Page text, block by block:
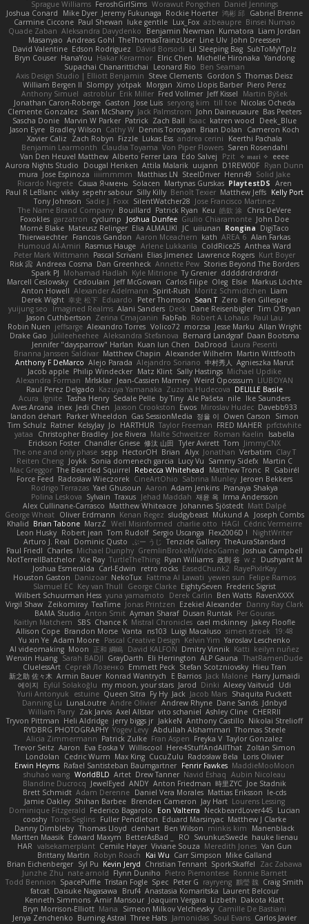
Sprague Williams FeroshGirlSims Worawut Pongchen Daniel Jennings
Joshua Conard
Mike Dyer Jeremy Fukunaga Rockie Hoerter 鸿彬 邱 Gabriel Brenne
Carmine Ciccone Paul Shewan luke gentile Lux_Fox azbeaupre Binsei Numao
Quade Zaban Aleksandra Davydenko Benjamin Newman Kumatora Liam Jordan
Masanyao Andreas Gohl TheThomasTrainzUser Line Ulv John Dreessen
David Valentine Edson Rodriguez Dávid Borsodi Lil Sleeping Bag SubToMyYTplz
Bryn Couser HanaYou Hakar Kerarmor Elric Chen Michelle Hironaka Yandong
Supachai Chanarittichai
Leonard Rio Ben Seaman
Axis Design Studio | Elliott Benjamin Steve Clements Gordon S Thomas Deisz
William Bergen II Slompy yotpak Morgan Ximo Llopis Barber Piero Perez
Anthony Simuel astroblur Erik Miller Fred Vollmer Jeff Kissel
Martin Býšek
Jonathan Caron-Roberge Gaston Jose Luis seryong kim till toe Nicolas Ocheda
Clemente Gonzalez Sean McSharry Jack Palmstrom John Daineusaure Bas Peeters
Sascha Donie Marvin W Parker Patrick Zach Ball Isaac katren wood
Deek_Blue
Jason Eyre Bradley Wilson Cathy W Dennis Torosyan Brian Dolan
Cameron Koch
Xavier Caliz
Zach Robyn Fizzle Lukas Ess andrea cerini
Keerthi Pachala
Benjamin Learmonth Claudia Toyama Von Piper Flowers Søren Rosendahl
Van Den Heuvel Matthew Alberto Ferrer Lara Edo Salvej Pzit ✧ 𝔪𝔞𝔯𝔦 ✧ eeee
Aurora Nights Studio
Dougal Henken Attila Malarik uujann D1REW00F Ryan Dunn
mura Jose Espinoza iiiimmmm Matthias LN SteelDriver Henri49 Solid Jake
Ricardo Negrete Саша Ячмень Solacen Martynas Gurskas PlaytestDS Aren
Paul R LeBlanc vikky sepehr sabour Silly Killy Benoît Texier Matthew Jeffs Kelly Port
Tony Johnson Sadie J. Foxx SilentWatcher28 Jose Francisco Martinez
The Name Brand Company Bouillard Patrick Ryan Keu 皓欽 涂 Chris DeVere
Foxokles garzatron cyclump Joshua Dunfee Giulio Chiaramonte John Doe
Mornè Blake Mateusz Relinger Elia ALMALIKI JC uiiunan Rongina DigiTaco
Thierwaechter Francois Gandon Aaron Mceachern kath AREA 6 Alan Farkas
Humoud Al-Amiri Rasmus Hauge Arlene Lukkarila ColdRice25 Anthea Ward
Peter Mark Wittmann Pascal Scrivani Elias Jimenez Lawrence Rogers Kurt Boyer
Risk 📀 Andreea Cosma Dan Greenheck Annette Pew Stories Beyond The Borders
Spark PJ Mohamad Hadlah Kyle Mitrione Ty Grenier dddddrdrdrdrdr
Marcell Ceslowsky Cedoulain Jeff McGowan Carlos Filipe Oleg Elsie Markus Löchte
Anton Howell Alexander Adelmann Spirit-Rush Moritz Schmidtchen Liam
Derek Wight 幸史 松下 Eduardo Peter Thomson Sean T Zero Ben Gillespie
yuijung seo
Imagined Realms Alani Sanders Deck Dane Reisenbigler Tim O'Bryan
Jason Cuthbertson Zerina Cmajcanin FabFab Robert A Lohaus Paul Lau
Robin Nuen jeffsarge Alexandro Torres Volico72 morzsa Jesse Marku Allan Wright
Drake Gao Julileeheehee Aleksandra Stefanova Bernard Landgraf Daan Bootsma
Jennifer "daysparrow" Harlan Kuan lun Chen DaDrood Laura Pesenti
Brianna Janssen Saldivar Matthew Chapin Alexander Wilhelm Martin Wittfooth
Anthony F DeMarco Alejo Parada Alejandro Soriano 中村秀人
Agnieszka Marut
Jacob apple Philip Windecker Matz Klint Sally Hastings Michael Updike
Alexandra Forman MrIsklar Jean-Cassien Marmey Weird Oposssum LIUBOYAN
Raul Perez Delgado Kazuya Yamanaka Zuzana Hudecova DELILLE Basile
Acura .Ignite Tasha Henry Sedale Pelle by Tiny Ale Pašeta nile Ike Saunders
Aves Arcana inex Jedi Chen Jaxson Crookston Ewos Miroslav Hudec Davebb933
landon dehart Parker Wheeldon Gas SessionMedia 정율 이 Owen Carson
Simon
Tim Schulz Ratner KelsyJay Jo HARTHUR Taylor Freeman FRED MAHER prfctwhite
yataa
Christopher Bradley Joe Rivera Malte Schweitzer Roman Kaelin
Isabella
Erickson Foster Chandler Griese 修汰 山田 Tyler Avirett Tom JimmyCNX
The one and only phase sepp HectorOH Brian Alyx Jonathan Verbatim Clay T
Reiten Cheng Joykk Sonia domenech garcia Lucy Vu Sammy Sidefx Martin C
Mac Greggor The Bearded Squirrel Rebecca Whitehead Matthew Tronc R Gabirél
Force Feed Radosław Wieczorek CineArtOhio Sabrina Munley Jeroen Bekkers
Rodrigo Terrazas Yael Ghusoun Aaron Adam Jenkins Pranaya Shakya
Polina Leskova Sylvain Traxus Jehad Maddah 재윤 옥 Irma Andersson
Alex Cullinane-Carrasco Matthew Whiteacre Johannes Sjöstedt Matt Dalpé
George Wheat Oliver Erdmann Kenan Regez sludgybeast Mukund A
Joseph Combs
Khalid Brian Tabone MarzZ Well Misinformed charlie otto HAGI Cédric Vermeirre
Leon Husky Robert jean Tom Rudolf Sergio Uscanga Flex2006D !
NightWriter
Arturo J. Real Dominic Qusto ぶー うじ Tenzide Gallery TheAuraStandard
Paul Friedl Charles Michael Dunphy GremlinBrokeMyVideoGame Joshua Campbell
NotTerrellBatchelor Xie Ray TurtleTheThing Ryan Williams 政則 谷 w z
Dushyant M
Joshua Esmeralda Carl-Edwin retro rocks EasedChunk2 RayePixlrKay
Houston Gaston Danizoar NekoTux Fattma Al Lawati yewen sun Felipe Ramos
Slamuel EC Key van Thull George Clarke EightySeven Frederic Sigrist
Wilbert Schuurman Hess yuna yamamoto Derek Carlin Ben Watts RavenXXXX
Virgil Shaw Zeikomiray TeaTime Jonas Printzen Ezekiel Alexander Danny Ray Clark
BAMA Studio Anton Smit Ayman Sharaf Dusan Runtak Per Gouras
Kaitlyn Matchem
SBS Chance K Mistral Chronicles cael mckinney Jakey Floofle
Allison Cope Brandon Morse Vanta ns103 Luigi Macaluso simen stroek 19:48
Yu xin Ye Adam Moore Pascal Creative Design Kelvin Yim Yaroslav Leschenko
AI videomaking Moon 正和 綱嶋 David KALFON Dmitry Vinnik Katti keilyn nuñez
Wenxin Huang Sarah BADJI GrayDarth Eli Herrington ALP Gauna ThatRamenDude
CluelessArt Cергей Лозенко Emmett Peck Stefan Scotzniovsky Hieu Tran
新之助 佐々木 Armin Bauer Konrad Wantrych E Barrios Jack Malone Harry Jumaidi
에이지
Eylül Solakoğlu my moon, your stars Jarod Dinki Alexey Vaitvud
Udi
Yurii Antonyuk
estuine Queen Sitra Fy Hy Jack Jacob Mars Shaquita Puckett
Danning Lu LunaLoutre Andre Olivier Andrew Rhyne Dane Sands Jdnbyd
William Parry Zak Jarvis Axel Allstar vito schaniel Ashley Cline CHERRII
Tryvon Pittman Heli Aldridge jerry biggs jr JakkeN Anthony Castillo Nikolai Strelioff
RYDBRG PHOTOGRAPHY Yogev Levy Abdullah Alshammari Thomas Steele
Alicia Zimmermann Patrick Zulke Fran Aspen Freyka V Taylor Gonzalez
Trevor Seitz Aaron Eva Eoska V Williscool Here4StuffAndAllThat Zoltán Simon
Londolan
Cedric Wurm Max King CucuZulu Radosław Bela
Loris Olivier
Erwin Heyms Rafael Santisteban Baumgartner Fenrir Fawkes MaddieMooMoon
shuhao wang WorldBLD Artet Drew Tanner Navid Eshaq Aubin Nicoleau
Blandine Ducrocq JewelEyed ANDY Anton Friedman 時里ZYC Joe Stadnik
Brett Schmidt Adam Derenne Daniel Vera Morales Mattias Eriksson le-cds
Jamie Oakley Shihan Barbee Brenden Cameron Jay Hart Lourens Lessing
Dominique Fitzgerald Federico Bagarolo Eon Valterra NeckbeardLover445 Lucian
cooshy Toms Seglins Fuller Pendleton Eduard Marsinyac Matthew J Clarke
Danny Dimbleby Thomas Lloyd clenhart Ben Wilson minkis kim
Manenblack
Martten Maasik Edward Maxym BetterAsBad _ RO SwunkusSwede hauke lienau
HAR valsekamerplant Cemile Høyer Viviane Souza Meredith Jones Van Gun
Brittany Martin Robyn Roach Kai Wu Carr Simpson Mike Galland
Brian Eichenberger Syl Pu Kevin Jeryd Christian Tennant SporkSkaffel
Zac Zabawa
Junzhe Zhu nate arnold Flynn Duniho Pietro Piemontese Ronnie Barnett
Todd Bennion SpacePuffle Tristan Fogle Spec Peter G rayryeng 鸝瑩 魏 Craig Smith
fatcat Daisuke Nagasawa Bruf4 Anastasia Komaritska Laurent Belcour
Kenneth Simmons Amir Mansour Joaquim Vergara Lizbeth Dakota Klatt
Bryn Morrison-Elliott Mana Simeon Milkov Velchevsky Camille De Bastiani
Jenya Zenchenko Burning Astral Three Hats Jamonidas Soul Evans Carlos Javier